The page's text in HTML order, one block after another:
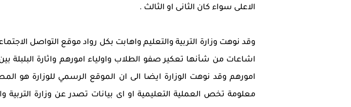
الاعلى سواء كان الثانى او الثالث .
وقد نوهت وزارة التربية والتعليم واهابت بكل رواد موقع التواصل
اشاعات من شأنها تعكير صفو الطلاب واولياء امورهم واثارة البلبلة
امورهم وقد نوهت الوزارة ايضا الى ان الموقع الرسمي للوزارة هو
معلومة تخص العملية التعليمية او اى بيانات تصدر عن وزارة التربية